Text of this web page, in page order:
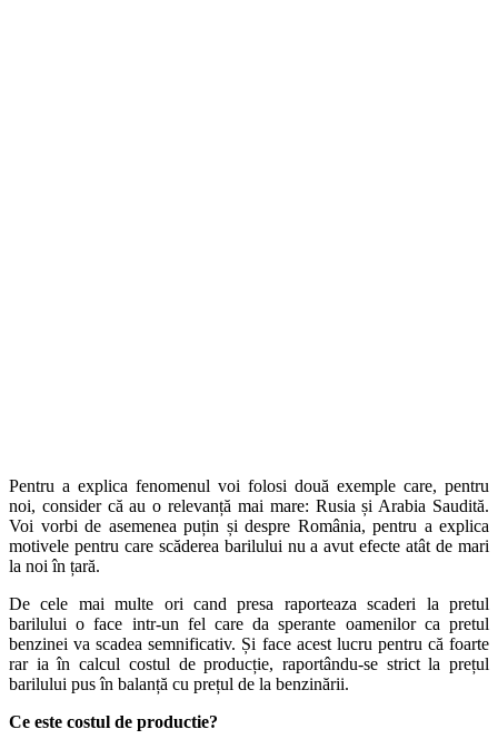
Pentru a explica fenomenul voi folosi două exemple care, pentru
noi, consider că au o relevanță mai mare: Rusia și Arabia Saudită.
Voi vorbi de asemenea puțin și despre România, pentru a explica
motivele pentru care scăderea barilului nu a avut efecte atât de mari
la noi în țară.
De cele mai multe ori cand presa raporteaza scaderi la pretul
barilului o face intr-un fel care da sperante oamenilor ca pretul
benzinei va scadea semnificativ. Și face acest lucru pentru că foarte
rar ia în calcul costul de producție, raportându-se strict la prețul
barilului pus în balanță cu prețul de la benzinării.
Ce este costul de productie?